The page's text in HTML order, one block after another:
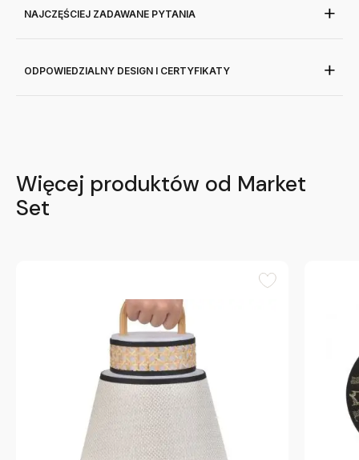
NAJCZĘŚCIEJ ZADAWANE PYTANIA
ODPOWIEDZIALNY DESIGN I CERTYFIKATY
Więcej produktów od Market
Set